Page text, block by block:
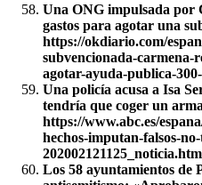
Una ONG impulsada por
gastos para agotar una
https://okdiario.com/
subvencionada-carmena-
agotar-ayuda-publica-
Una policía acusa a Isa
tendría que coger un
https://www.abc.es/
hechos-imputan-falsos-
Los 58 ayuntamientos de